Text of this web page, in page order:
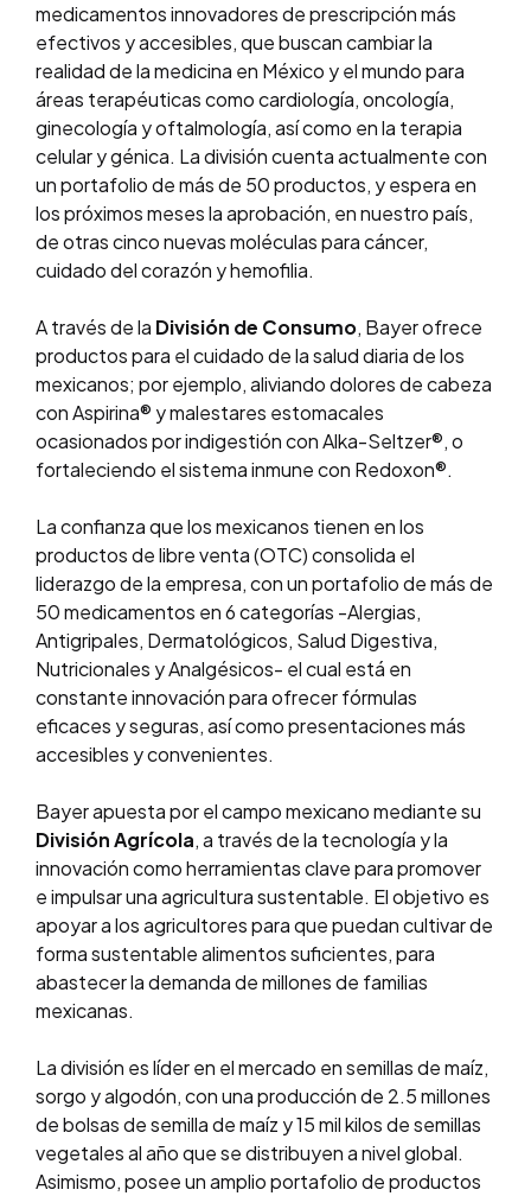
medicamentos innovadores de prescripción más
efectivos y accesibles, que buscan cambiar la
realidad de la medicina en México y el mundo para
áreas terapéuticas como cardiología, oncología,
ginecología y oftalmología, así como en la terapia
celular y génica. La división cuenta actualmente con
un portafolio de más de 50 productos, y espera en
los próximos meses la aprobación, en nuestro país,
de otras cinco nuevas moléculas para cáncer,
cuidado del corazón y hemofilia.
A través de la División de Consumo, Bayer ofrece
productos para el cuidado de la salud diaria de los
mexicanos; por ejemplo, aliviando dolores de cabeza
con Aspirina® y malestares estomacales
ocasionados por indigestión con Alka-Seltzer®, o
fortaleciendo el sistema inmune con Redoxon®.
La confianza que los mexicanos tienen en los
productos de libre venta (OTC) consolida el
liderazgo de la empresa, con un portafolio de más de
50 medicamentos en 6 categorías -Alergias,
Antigripales, Dermatológicos, Salud Digestiva,
Nutricionales y Analgésicos- el cual está en
constante innovación para ofrecer fórmulas
eficaces y seguras, así como presentaciones más
accesibles y convenientes.
Bayer apuesta por el campo mexicano mediante su
División Agrícola, a través de la tecnología y la
innovación como herramientas clave para promover
e impulsar una agricultura sustentable. El objetivo es
apoyar a los agricultores para que puedan cultivar de
forma sustentable alimentos suficientes, para
abastecer la demanda de millones de familias
mexicanas.
La división es líder en el mercado en semillas de maíz,
sorgo y algodón, con una producción de 2.5 millones
de bolsas de semilla de maíz y 15 mil kilos de semillas
vegetales al año que se distribuyen a nivel global.
Asimismo, posee un amplio portafolio de productos